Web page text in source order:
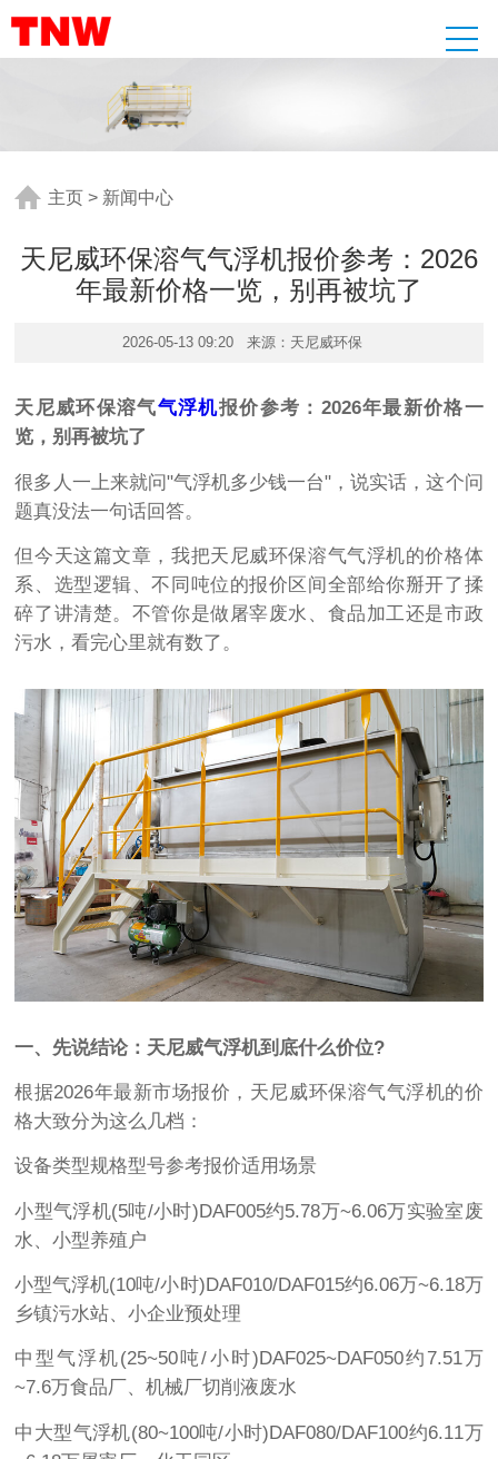
主页 > 新闻中心
天尼威环保溶气气浮机报价参考：2026
年最新价格一览，别再被坑了
2026-05-13 09:20 来源：天尼威环保
天尼威环保溶气气浮机报价参考：2026年最新价格一
览，别再被坑了
很多人一上来就问"气浮机多少钱一台"，说实话，这个问
题真没法一句话回答。
但今天这篇文章，我把天尼威环保溶气气浮机的价格体
系、选型逻辑、不同吨位的报价区间全部给你掰开了揉
碎了讲清楚。不管你是做屠宰废水、食品加工还是市政
污水，看完心里就有数了。
一、先说结论：天尼威气浮机到底什么价位?
根据2026年最新市场报价，天尼威环保溶气气浮机的价
格大致分为这么几档：
设备类型规格型号参考报价适用场景
小型气浮机(5吨/小时)DAF005约5.78万~6.06万实验室废
水、小型养殖户
小型气浮机(10吨/小时)DAF010/DAF015约6.06万~6.18万
乡镇污水站、小企业预处理
中型气浮机(25~50吨/小时)DAF025~DAF050约7.51万
~7.6万食品厂、机械厂切削液废水
中大型气浮机(80~100吨/小时)DAF080/DAF100约6.11万